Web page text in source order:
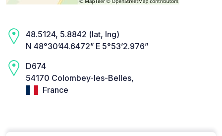
48.5124, 5.8842 (lat, lng)
N 48°30’44.6472” E 5°53’2.976”
D674
54170 Colombey-les-Belles,
France